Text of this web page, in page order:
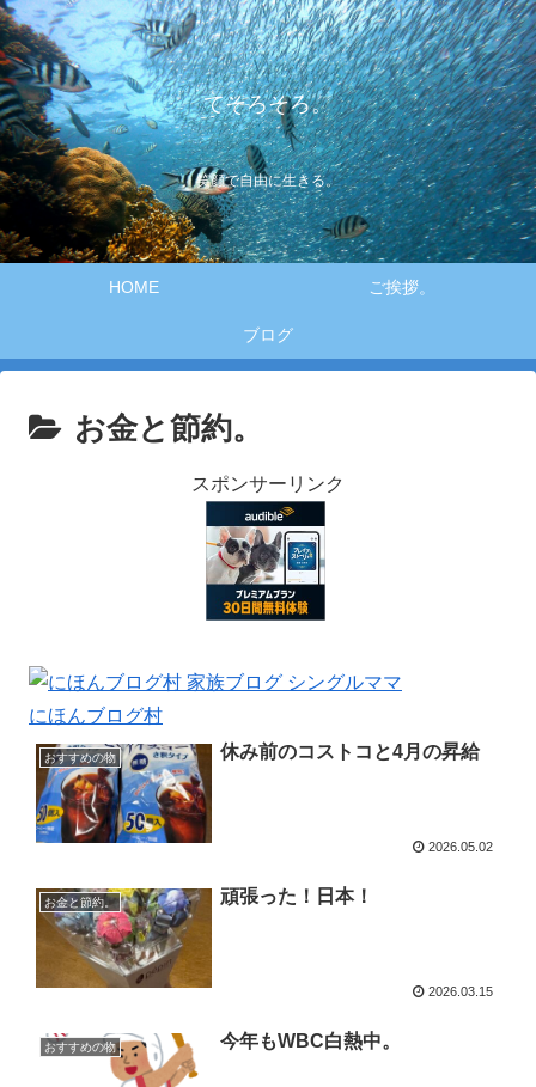
てそろそろ。
笑顔で自由に生きる。
HOME ご挨拶。
ブログ
お金と節約。
スポンサーリンク
にほんブログ村
おすすめの物 休み前のコストコと4月の昇給
2026.05.02
お金と節約。 頑張った！日本！
2026.03.15
おすすめの物 今年もWBC白熱中。